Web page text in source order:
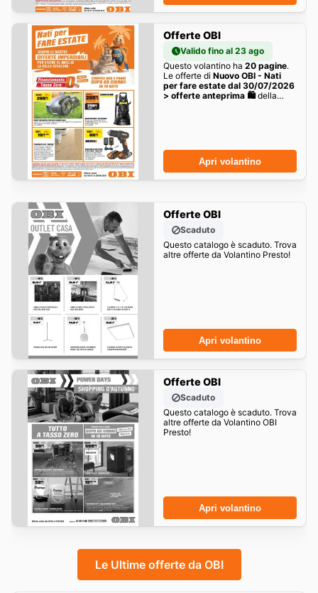
Offerte OBI
Valido fino al 23 ago
Questo volantino ha 20 pagine.
Le offerte di Nuovo OBI - Nati
per fare estate dal 30/07/2026
> offerte anteprima 🛍️della
Apri volantino
Offerte OBI
Scaduto
Questo catalogo è scaduto. Trova
altre offerte da Volantino Presto!
Apri volantino
Offerte OBI
Scaduto
Questo catalogo è scaduto. Trova
altre offerte da Volantino OBI
Presto!
Apri volantino
Le Ultime offerte da OBI